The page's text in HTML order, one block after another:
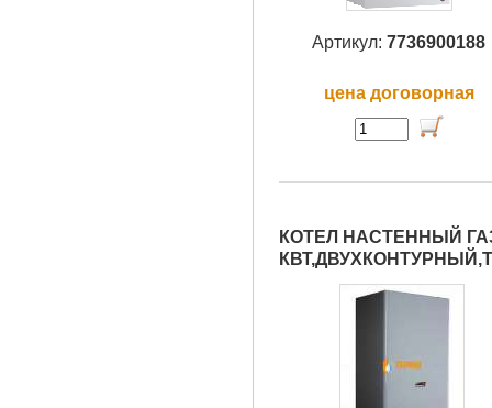
Артикул: 7736900188
цена договорная
КОТЕЛ НАСТЕННЫЙ